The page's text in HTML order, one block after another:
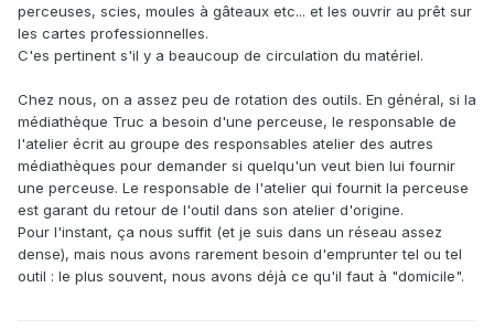
perceuses, scies, moules à gâteaux etc... et les ouvrir au prêt sur
les cartes professionnelles.
C'es pertinent s'il y a beaucoup de circulation du matériel.
Chez nous, on a assez peu de rotation des outils. En général, si la
médiathèque Truc a besoin d'une perceuse, le responsable de
l'atelier écrit au groupe des responsables atelier des autres
médiathèques pour demander si quelqu'un veut bien lui fournir
une perceuse. Le responsable de l'atelier qui fournit la perceuse
est garant du retour de l'outil dans son atelier d'origine.
Pour l'instant, ça nous suffit (et je suis dans un réseau assez
dense), mais nous avons rarement besoin d'emprunter tel ou tel
outil : le plus souvent, nous avons déjà ce qu'il faut à "domicile".